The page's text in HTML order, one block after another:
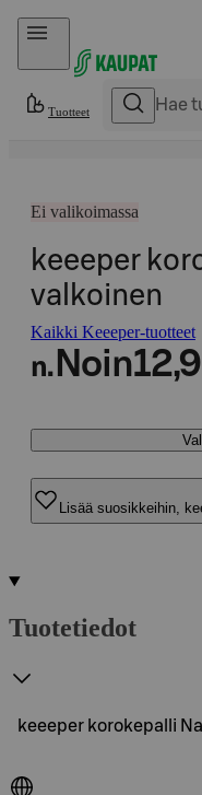
Hyppää sisältöön
Tuotteet
Ei valikoimassa
keeeper
valkoinen
Kaikki Keeeper-tuotteet
n. Noin
Lisää suosikkeihin,
Tuotetiedot
keeeper korokepalli